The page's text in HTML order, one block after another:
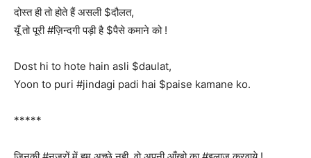
दोस्त ही तो होते हैं असली $दौलत,
यूँ तो पूरी #ज़िन्दगी पड़ी है $पैसे कमाने को !
Dost hi to hote hain asli $daulat,
Yoon to puri #jindagi padi hai $paise kamane ko.
*****